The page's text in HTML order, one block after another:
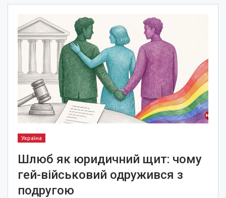
Україна
Шлюб як юридичний щит: чому
гей-військовий одружився з
подругою